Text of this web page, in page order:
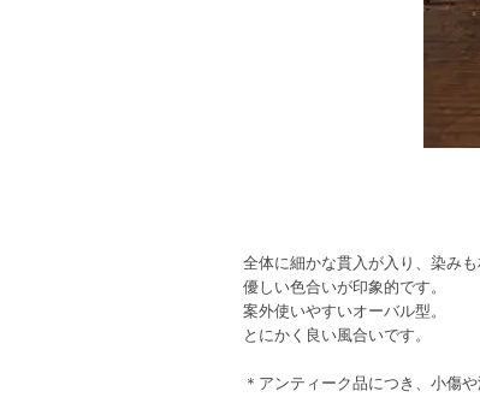
全体に細かな貫入が入り、染みも
優しい色合いが印象的です。
案外使いやすいオーバル型。
とにかく良い風合いです。
＊アンティーク品につき、小傷